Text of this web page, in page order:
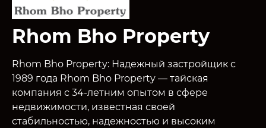
Rhom Bho Property
Rhom Bho Property: Надежный застройщик с
1989 года Rhom Bho Property — тайская
компания с 34-летним опытом в сфере
недвижимости, известная своей
стабильностью, надежностью и высоким